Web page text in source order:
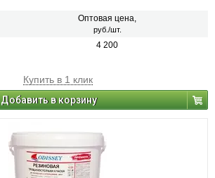
Оптовая цена,
руб./шт.
4 200
Купить в 1 клик
Добавить в корзину